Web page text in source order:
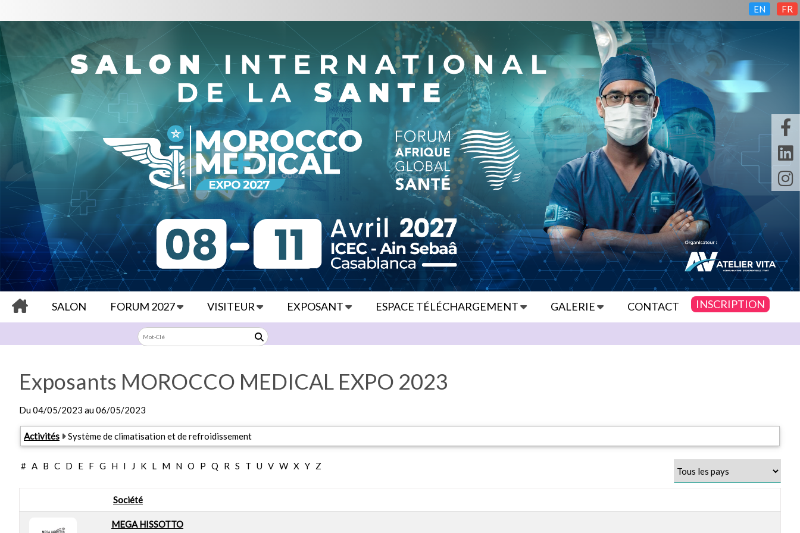
SALON FORUM 2027 VISITEUR EXPOSANT ESPACE TÉLÉCHARGEMENT GALERIE CONTACT INSCRIPTION
EN FR
Exposants MOROCCO MEDICAL EXPO 2023
Du04/05/2023 au06/05/2023
Activités Système de climatisation et de refroidissement
# A B C D E F G H I J K L M N O P Q R S T U V W X Y Z
Société
MEGA HISSOTTO